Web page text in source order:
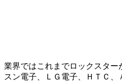
業界ではこれまでロックスター
スン電子、ＬＧ電子、ＨＴＣ